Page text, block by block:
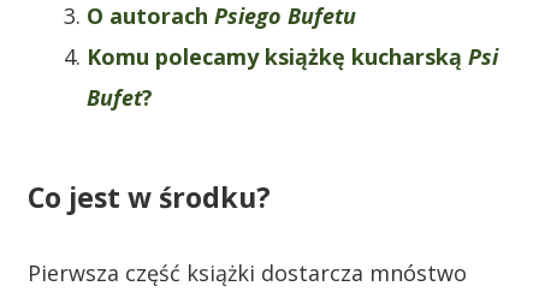
O autorach Psiego Bufetu
Komu polecamy książkę kucharską Psi
Bufet?
Co jest w środku?
Pierwsza część książki dostarcza mnóstwo